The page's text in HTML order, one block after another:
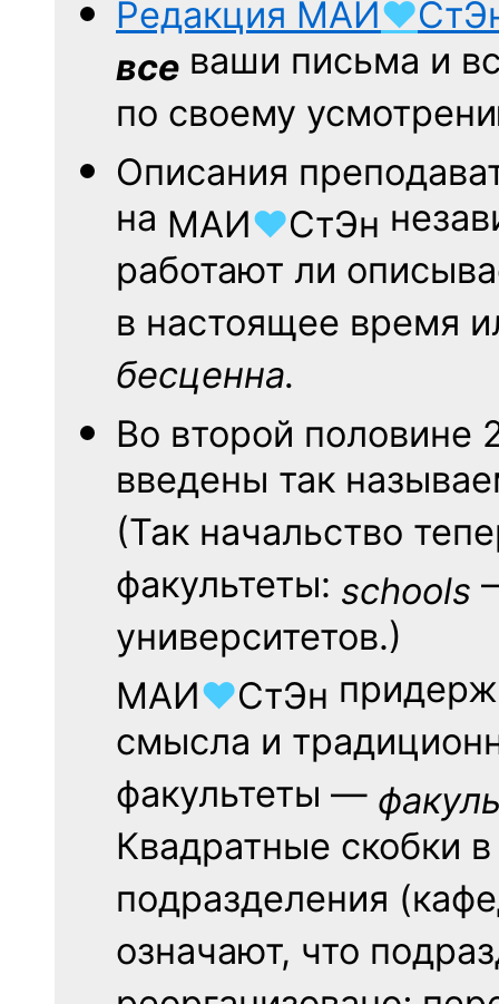
Редакция МАИ♥
все ваши письма и
по своему
Описания
на МАИ♥СтЭн
работают ли
в настоящее время
бесценна.
Во второй половине
введены так
(Так начальство
факультеты: schools
университетов.)
МАИ♥СтЭн
смысла и
факультеты —
Квадратные скобки
подразделения
означают, что